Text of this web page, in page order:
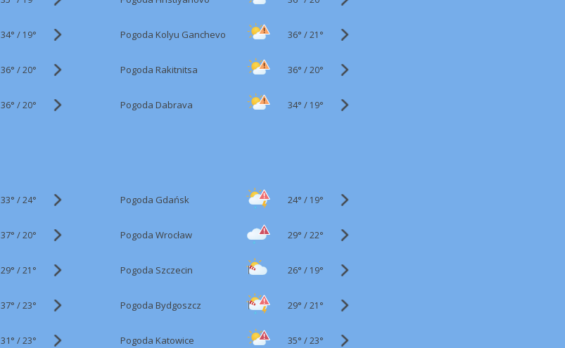
34° / 19° Pogoda Kolyu Ganchevo 36° /21°
36° /20° Pogoda Rakitnitsa 36° /20°
36° /20° Pogoda Dabrava 34° / 19°
33° /24° Pogoda Gdańsk 24° / 19°
37° /20° Pogoda Wrocław 29° /22°
29° /21° Pogoda Szczecin 26° / 19°
37° /23° Pogoda Bydgoszcz 29° /21°
31° /23° Pogoda Katowice 35° /23°